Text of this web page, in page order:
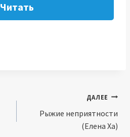
Читать
ДАЛЕЕ
Рыжие неприятности
(Елена Ха)